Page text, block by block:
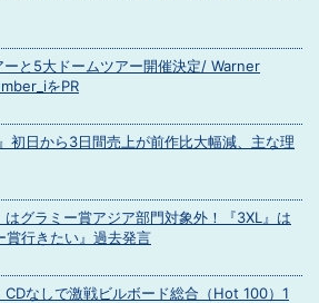
と5大ドームツアー開催決定/ Warner
をPR
初日から3日間売上が前作比大幅減、主な理
グラミー賞アジア部門対象外！『3XL』は
行きたい』過去発言
なしで激戦ビルボード総合（Hot 100）1